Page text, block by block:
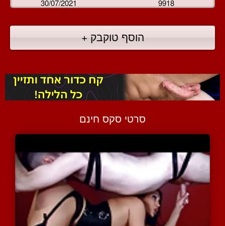
30/07/2021 9918
הוסף טוקבק +
סרטי סקס חינם